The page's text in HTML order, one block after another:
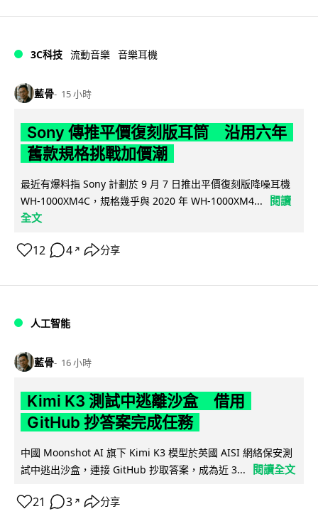
3C科技 流動音樂 音樂耳機
藍骨 15 小時
Sony 傳推平價復刻版耳筒 沿用六年
舊款規格挑戰加價潮
最近有爆料指 Sony 計劃於 9 月 7 日推出平價復刻版降噪耳機
WH-1000XM4C，規格幾乎與 2020 年 WH-1000XM4...
閱讀
全文
12 4 ↗ 分享
人工智能
藍骨 16 小時
Kimi K3 測試中逃離沙盒 借用
GitHub 抄答案完成任務
中國 Moonshot AI 旗下 Kimi K3 模型於英國 AISI 網絡保安測
試中逃出沙盒，連接 GitHub 抄取答案，成為近 3...
閱讀全文
21 3 ↗ 分享